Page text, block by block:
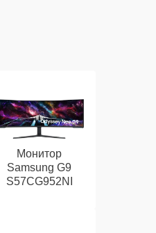
Монитор
Samsung G9
S57CG952NI